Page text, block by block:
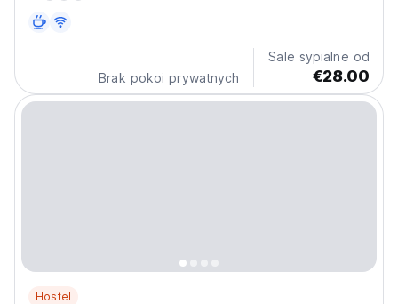
zostaniecie powitani przez...
Brak pokoi prywatnych
Sale sypialne od
€28.00
Hostel